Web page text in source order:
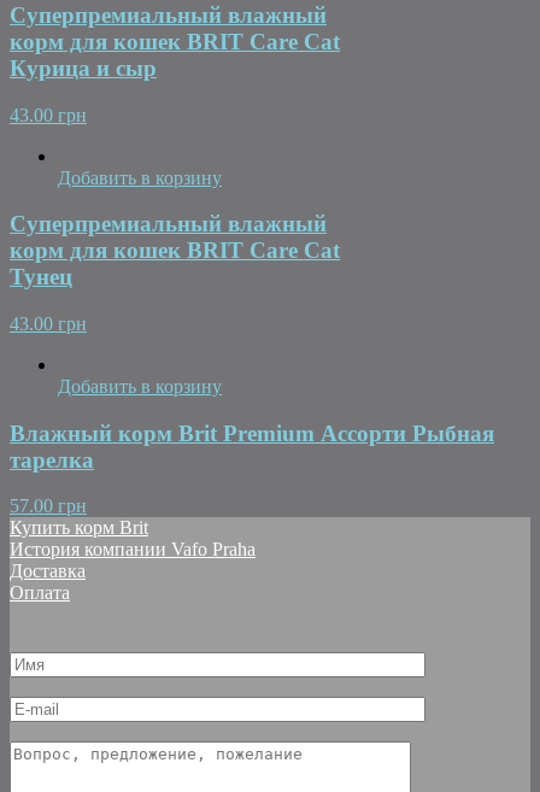
Суперпремиальный влажный
корм для кошек BRIT Care Cat
Курица и сыр
43.00 грн
Добавить в корзину
Суперпремиальный влажный
корм для кошек BRIT Care Cat
Тунец
43.00 грн
Добавить в корзину
Влажный корм Brit Premium Ассорти Рыбная
тарелка
57.00 грн
Купить корм Brit
История компании Vafo Praha
Доставка
Оплата